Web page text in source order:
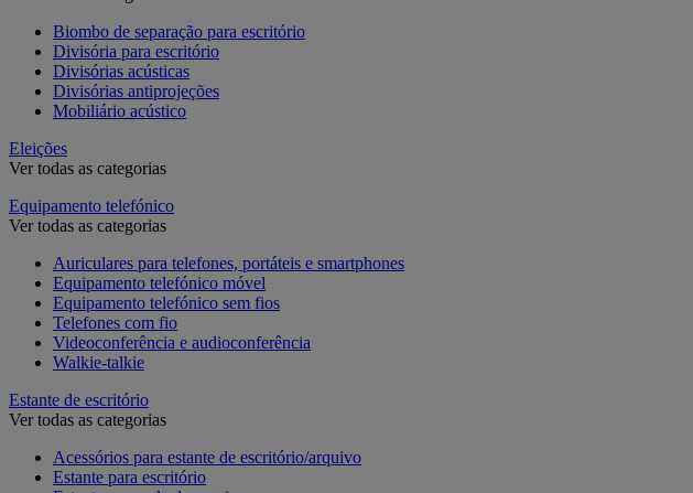
Biombo de separação para escritório
Divisória para escritório
Divisórias acústicas
Divisórias antiprojeções
Mobiliário acústico
Eleições
Ver todas as categorias
Equipamento telefónico
Ver todas as categorias
Auriculares para telefones, portáteis e smartphones
Equipamento telefónico móvel
Equipamento telefónico sem fios
Telefones com fio
Videoconferência e audioconferência
Walkie-talkie
Estante de escritório
Ver todas as categorias
Acessórios para estante de escritório/arquivo
Estante para escritório